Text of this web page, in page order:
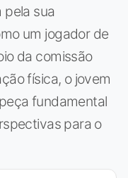
pela sua
um jogador de
da comissão
física, o jovem
fundamental
para o